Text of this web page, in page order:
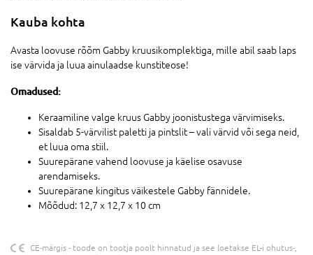
Kauba kohta
Avasta loovuse rõõm Gabby kruusikomplektiga, mille abil saab laps
ise värvida ja luua ainulaadse kunstiteose!
Omadused:
Keraamiline valge kruus Gabby joonistustega värvimiseks.
Sisaldab 5-värvilist paletti ja pintslit – vali värvid või sega neid,
et luua oma stiil.
Suurepärane vahend loovuse ja käelise osavuse
arendamiseks.
Suurepärane kingitus väikestele Gabby fännidele.
Mõõdud: 12,7 x 12,7 x 10 cm
CE-märgis - toode on tootja poolt hinnatud ja see loetakse EL-i ohutus-,